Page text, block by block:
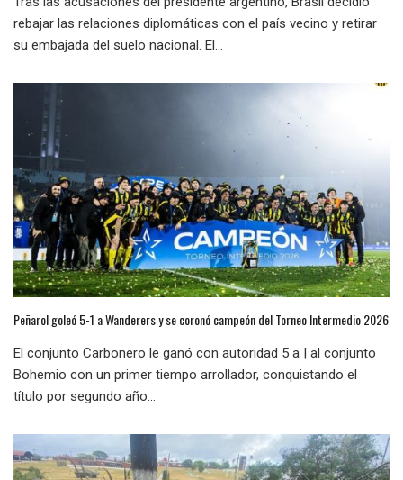
rebajar las relaciones diplomáticas con el país vecino y retirar
su embajada del suelo nacional. El...
Peñarol goleó 5-1 a Wanderers y se coronó campeón del Torneo Intermedio 2026
El conjunto Carbonero le ganó con autoridad 5 a | al conjunto
Bohemio con un primer tiempo arrollador, conquistando el
título por segundo año...